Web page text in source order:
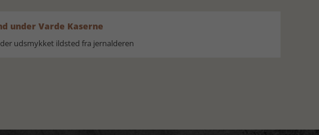
under Varde Kaserne
udsmykket ildsted fra jernalderen